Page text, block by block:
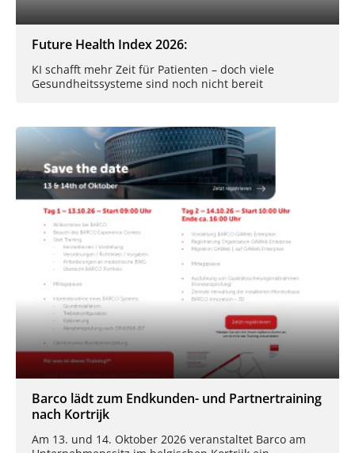
Future Health Index 2026:
KI schafft mehr Zeit für Patienten – doch viele
Gesundheitssysteme sind noch nicht bereit
Barco lädt zum Endkunden- und Partnertraining
nach Kortrijk
Am 13. und 14. Oktober 2026 veranstaltet Barco am